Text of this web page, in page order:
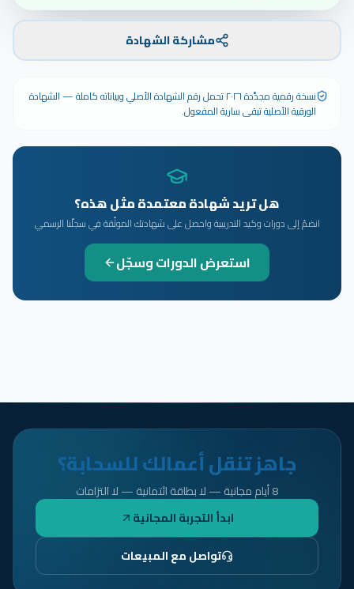
مشاركة الشهادة
نسخة رقمية مجدَّدة ٢٠٢٦ تحمل رقم الشهادة الأصلي وبياناته كاملة — الشهادة
الورقية الأصلية تبقى سارية المفعول.
هل تريد شهادة معتمدة مثل هذه؟
انضمّ إلى دورات وكيد التدريبية واحصل على شهادتك الموثّقة في سجلّنا الرسمي
استعرض الدورات وسجّل
جاهز تنقل أعمالك للسحابة؟
8 أيام مجانية — لا بطاقة ائتمانية — لا التزامات
ابدأ التجربة المجانية
تواصل مع المبيعات